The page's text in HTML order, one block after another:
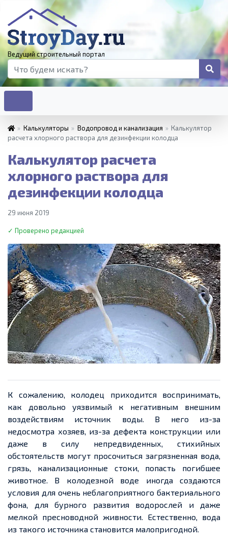
Ведущий строительный портал
» Калькуляторы » Водопровод и канализация » Калькулятор
расчета хлорного раствора для дезинфекции колодца
Калькулятор расчета
хлорного раствора для
дезинфекции колодца
29 июня 2019
✓ Проверено редакцией
К сожалению, колодец приходится воспринимать,
как довольно уязвимый к негативным внешним
воздействиям источник воды. В него из-за
недосмотра хозяев, из-за дефекта конструкции или
даже в силу непредвиденных, стихийных
обстоятельств могут просочиться загрязненная вода,
грязь, канализационные стоки, попасть погибшее
животное. В колодезной воде иногда создаются
условия для очень неблагоприятного бактериального
фона, для бурного развития водорослей и даже
мелкой пресноводной живности. Естественно, вода
из такого источника становится малопригодной.